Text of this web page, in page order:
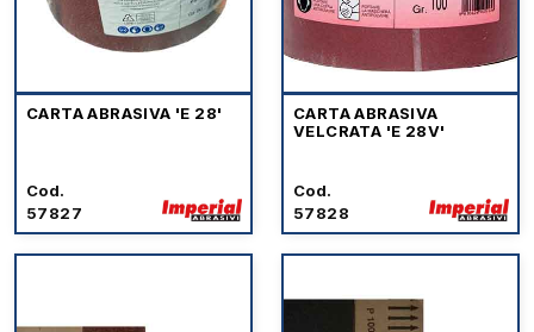
CARTA ABRASIVA 'E 28'
Cod.
57827
CARTA ABRASIVA
VELCRATA 'E 28V'
Cod.
57828